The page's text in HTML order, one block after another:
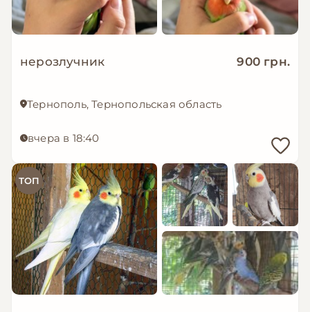
нерозлучник 900 грн.
Тернополь, Тернопольская область
вчера в 18:40
ТОП